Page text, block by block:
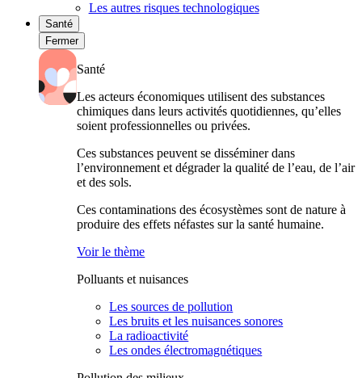
Les autres risques technologiques
Santé
Fermer
Santé
Les acteurs économiques utilisent des substances
chimiques dans leurs activités quotidiennes, qu’elles
soient professionnelles ou privées.
Ces substances peuvent se disséminer dans
l’environnement et dégrader la qualité de l’eau, de l’air
et des sols.
Ces contaminations des écosystèmes sont de nature à
produire des effets néfastes sur la santé humaine.
Voir le thème
Polluants et nuisances
Les sources de pollution
Les bruits et les nuisances sonores
La radioactivité
Les ondes électromagnétiques